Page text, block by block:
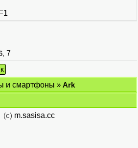
, 7
и смартфоны » Ark
(c) m.sasisa.cc